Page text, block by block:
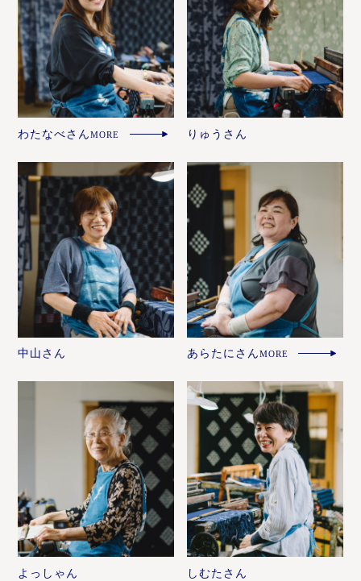
わたなべさんMORE りゅうさん
中山さん あらたにさんMORE
よっしゃん しむたさん